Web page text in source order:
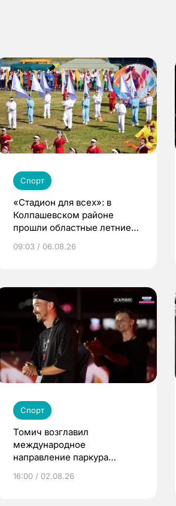
Спорт
«Стадион для всех»: в
Колпашевском районе
прошли областные летние
09:03 / 06.08.26
Спорт
Томич возглавил
международное
направление паркура
16:00 / 02.08.26